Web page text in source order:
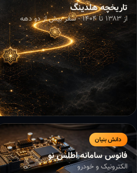
تاریخچه هلدینگ
از ۱۳۸۳ تا ۱۴۰۴ - سفر بیش از دو دهه
دانش بنیان
فانوس سامانه اطلس نو
الکترونیک و خودرو